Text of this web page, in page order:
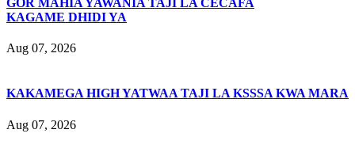
KAGAME DHIDI YA
Aug 07, 2026
KAKAMEGA HIGH YATWAA TAJI LA KSSSA KWA MARA
Aug 07, 2026